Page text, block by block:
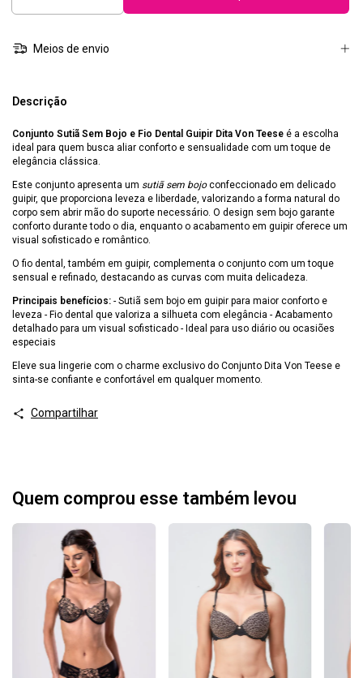
Meios de envio
Descrição
Conjunto Sutiã Sem Bojo e Fio Dental Guipir Dita Von Teese é a escolha
ideal para quem busca aliar conforto e sensualidade com um toque de
elegância clássica.
Este conjunto apresenta um sutiã sem bojoconfeccionado em delicado
guipir, que proporciona leveza e liberdade, valorizando a forma natural do
corpo sem abrir mão do suporte necessário. O design sem bojo garante
conforto durante todo o dia, enquanto o acabamento em guipir oferece um
visual sofisticado e romântico.
O fio dental, também em guipir, complementa o conjunto com um toque
sensual e refinado, destacando as curvas com muita delicadeza.
Principais benefícios: - Sutiã sem bojo em guipir para maior conforto e
leveza - Fio dental que valoriza a silhueta com elegância - Acabamento
detalhado para um visual sofisticado - Ideal para uso diário ou ocasiões
especiais
Eleve sua lingerie com o charme exclusivo do Conjunto Dita Von Teese e
sinta-se confiante e confortável em qualquer momento.
Compartilhar
Quem comprou esse também levou